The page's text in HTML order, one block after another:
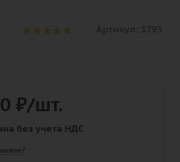
₽/шт.
без учета НДС